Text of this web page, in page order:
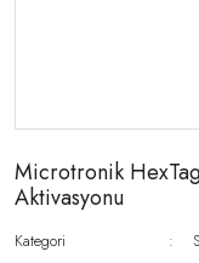
Microtronik
Aktivasyonu
Kategori